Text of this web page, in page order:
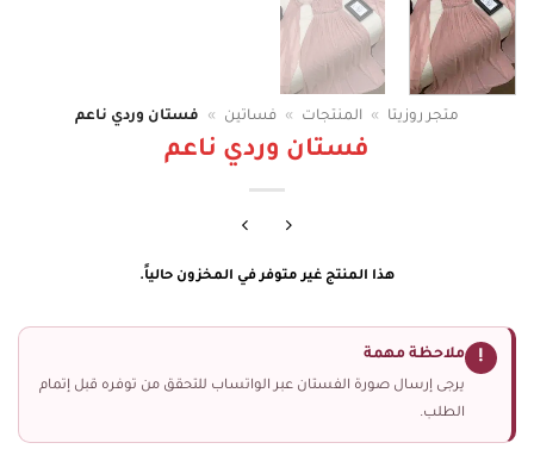
متجر روزيتا » المنتجات » فساتين » فستان وردي ناعم
فستان وردي ناعم
هذا المنتج غير متوفر في المخزون حالياً.
! ملاحظة مهمة
يرجى إرسال صورة الفستان عبر الواتساب للتحقق من توفره قبل إتمام
الطلب.